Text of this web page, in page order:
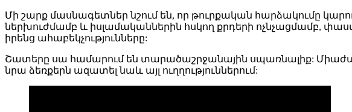
Մի շարք մասնագետներ նշում են, որ թուրքական հարձակումը
ներխուժմամբ և իսլամականներին հսկող քրդերի ոչնչացմամբ,
իրենց ահաբեկչությունները:
Շատերը սա համարում են տարածաշրջանային սպառնալիք:
նրա ձեռքերն ազատել նաև այլ ուղղություններում: